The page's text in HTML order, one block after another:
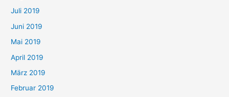
Juli 2019
Juni 2019
Mai 2019
April 2019
März 2019
Februar 2019